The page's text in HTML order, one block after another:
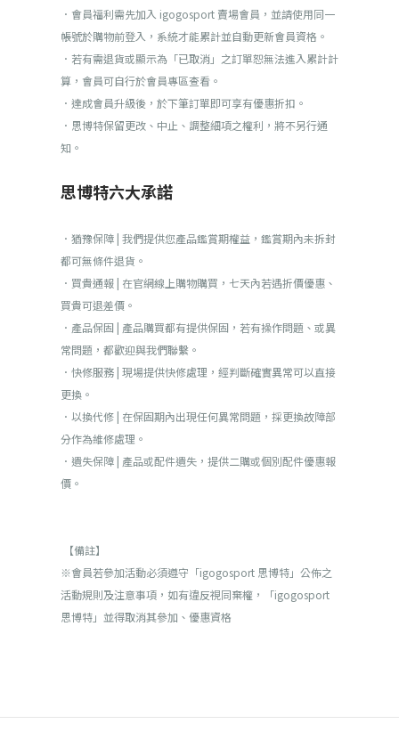
．會員福利需先加入 igogosport 賣場會員，並請使用同一
帳號於購物前登入，系統才能累計並自動更新會員資格。
．若有需退貨或顯示為「已取消」之訂單恕無法進入累計計
算，會員可自行於會員專區查看。
．達成會員升級後，於下筆訂單即可享有優惠折扣。
．思博特保留更改、中止、調整細項之權利，將不另行通
知。
思博特六大承諾
．猶豫保障 | 我們提供您產品鑑賞期權益，鑑賞期內未拆封
都可無條件退貨。
．買貴通報 | 在官網線上購物購買，七天內若遇折價優惠、
買貴可退差價。
．產品保固 | 產品購買都有提供保固，若有操作問題、或異
常問題，都歡迎與我們聯繫。
．快修服務 | 現場提供快修處理，經判斷確實異常可以直接
更換。
．以換代修 | 在保固期內出現任何異常問題，採更換故障部
分作為維修處理。
．遺失保障 | 產品或配件遺失，提供二購或個別配件優惠報
價。
【備註】
※會員若參加活動必須遵守「igogosport 思博特」公佈之
活動規則及注意事項，如有違反視同棄權，「igogosport
思博特」並得取消其參加、優惠資格